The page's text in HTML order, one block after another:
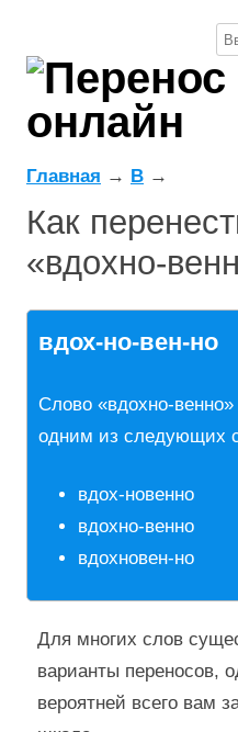
Главная → В →
Как
«вдохно-
вдох-но-вен-но
Слово «вдохно-
одним из следующих
вдох-новенно
вдохно-венно
вдохновен-но
Для многих слов
варианты переносов,
вероятней всего вам